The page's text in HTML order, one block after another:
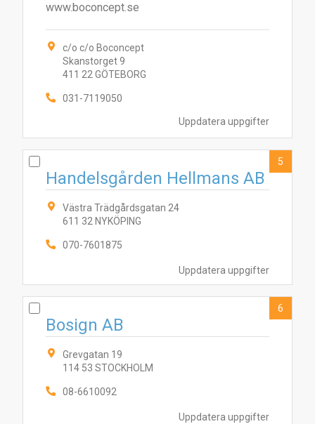
Uppdatera uppgifter
www.boconcept.se
c/o c/o Boconcept
Skanstorget 9
411 22 GÖTEBORG
031-7119050
Uppdatera uppgifter
Handelsgården Hellmans AB
Västra Trädgårdsgatan 24
611 32 NYKÖPING
070-7601875
5
Uppdatera uppgifter
Bosign AB
Grevgatan 19
114 53 STOCKHOLM
08-6610092
6